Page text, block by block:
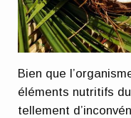
Bien que
éléments nutritifs
tellement